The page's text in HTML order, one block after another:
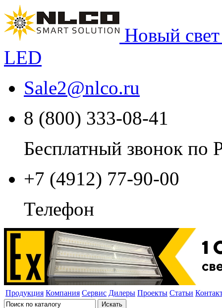
Новый
LED
Sale2@nlco.ru
8 (800) 333-08-41
Бесплатный звонок по
+7 (4912) 77-90-00
Телефон
Продукция Компания Сервис Дилеры Проекты Статьи